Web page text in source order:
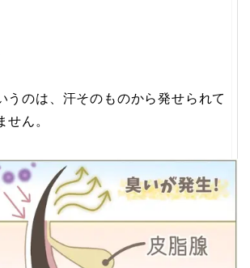
うのは、汗そのものから発せられて
せん。